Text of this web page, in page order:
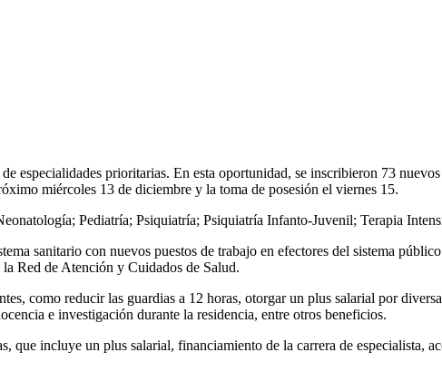
especialidades prioritarias. En esta oportunidad, se inscribieron 73
miércoles 13 de diciembre y la toma de posesión el viernes 15.
Pediatría; Psiquiatría; Psiquiatría Infanto-Juvenil; Terapia
sanitario con nuevos puestos de trabajo en efectores del sistema
Red de Atención y Cuidados de Salud.
como reducir las guardias a 12 horas, otorgar un plus salarial por
e investigación durante la residencia, entre otros beneficios.
que incluye un plus salarial, financiamiento de la carrera de especialista,